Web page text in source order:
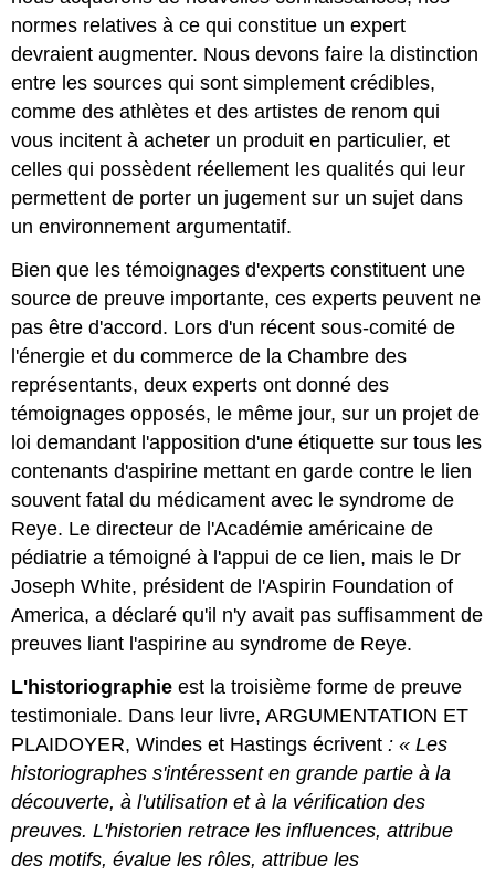
normes relatives à ce qui constitue un expert
devraient augmenter. Nous devons faire la distinction
entre les sources qui sont simplement crédibles,
comme des athlètes et des artistes de renom qui
vous incitent à acheter un produit en particulier, et
celles qui possèdent réellement les qualités qui leur
permettent de porter un jugement sur un sujet dans
un environnement argumentatif.
Bien que les témoignages d'experts constituent une
source de preuve importante, ces experts peuvent ne
pas être d'accord. Lors d'un récent sous-comité de
l'énergie et du commerce de la Chambre des
représentants, deux experts ont donné des
témoignages opposés, le même jour, sur un projet de
loi demandant l'apposition d'une étiquette sur tous les
contenants d'aspirine mettant en garde contre le lien
souvent fatal du médicament avec le syndrome de
Reye. Le directeur de l'Académie américaine de
pédiatrie a témoigné à l'appui de ce lien, mais le Dr
Joseph White, président de l'Aspirin Foundation of
America, a déclaré qu'il n'y avait pas suffisamment de
preuves liant l'aspirine au syndrome de Reye.
L'historiographie est la troisième forme de preuve
testimoniale. Dans leur livre, ARGUMENTATION ET
PLAIDOYER, Windes et Hastings écrivent : « Les
historiographes s'intéressent en grande partie à la
découverte, à l'utilisation et à la vérification des
preuves. L'historien retrace les influences, attribue
des motifs, évalue les rôles, attribue les